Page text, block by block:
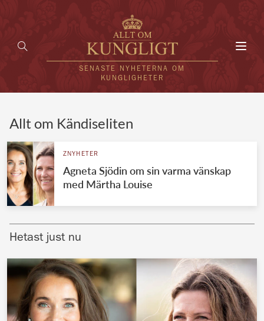
SENASTE NYHETERNA OM
KUNGLIGHETER
UTLÄNDSKT
VÄRLDENS KUNGAHUS
Brittiska kungahuset
Norska kungahuset
Danska kungahuset
Allt om Kändiseliten
ZNYHETER
Agneta Sjödin om sin varma vänskap
med Märtha Louise
Hetast just nu